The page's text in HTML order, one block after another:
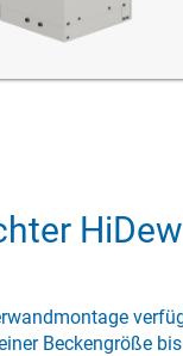
Beckengröße